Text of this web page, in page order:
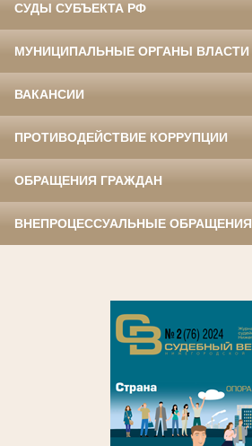
СУДЫ СУБЪЕКТА РФ
МУНИЦИПАЛЬНЫЕ ОРГАНЫ ВЛАСТИ
ВАКАНСИИ
ПРОТИВОДЕЙСТВИЕ КОРРУПЦИИ
ОБРАЩЕНИЯ ГРАЖДАН
ВНЕПРОЦЕССУАЛЬНЫЕ ОБРАЩЕНИЯ